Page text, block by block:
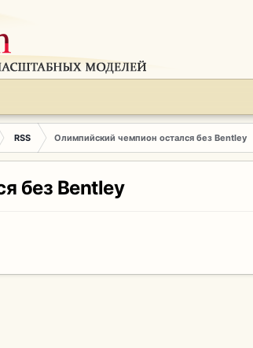
RSS Олимпийский чемпион остался без Bentley
без Bentley